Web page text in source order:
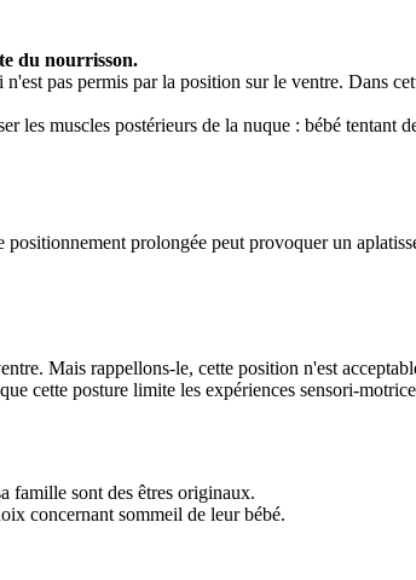
du nourrisson.
pas permis par la position sur le ventre. Dans
muscles postérieurs de la nuque : bébé tentant
prolongée peut provoquer un
Mais rappellons-le, cette position n'est
cette posture limite les expériences sensori-
famille sont des êtres originaux.
concernant sommeil de leur bébé.